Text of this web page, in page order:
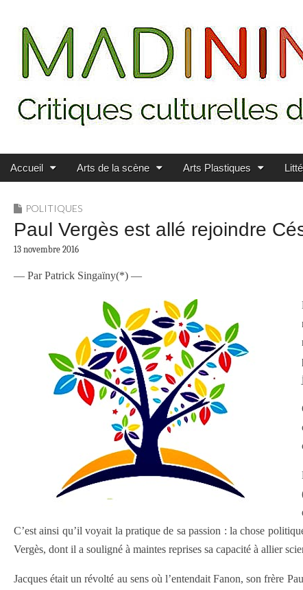
MADININ'ART
Main menu
Skip to content
Accueil Arts de la scène Arts Plastiques
POLITIQUES
Paul Vergès est allé rejoindre
13 novembre 2016
— Par Patrick Singaïny(*) —
C’est ainsi qu’il voyait la pratique de sa passion : la chose
Vergès, dont il a souligné à maintes reprises sa capacité à allier
Jacques était un révolté au sens où l’entendait Fanon, son frère